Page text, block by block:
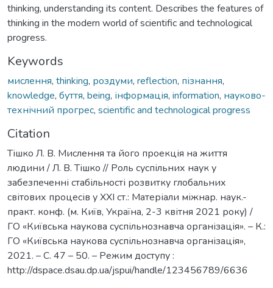
thinking, understanding its content. Describes the features of
thinking in the modern world of scientific and technological
progress.
Keywords
мислення, thinking, роздуми, reflection, пізнання,
knowledge, буття, being, інформація, information, науково-
технічний прогрес, scientific and technological progress
Citation
Тішко Л. В. Мислення та його проекція на життя
людини / Л. В. Тішко // Роль суспільних наук у
забезпеченні стабільності розвитку глобальних
світових процесів у ХХІ ст.: Матеріали міжнар. наук.-
практ. конф. (м. Київ, Україна, 2-3 квітня 2021 року) /
ГО «Київська наукова суспільнознавча організація». – К.:
ГО «Київська наукова суспільнознавча організація»,
2021. – С. 47 – 50. – Режим доступу :
http://dspace.dsau.dp.ua/jspui/handle/123456789/6636